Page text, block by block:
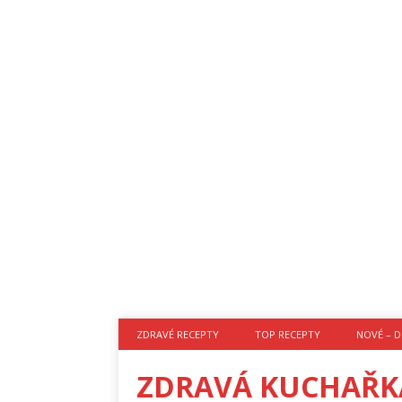
ZDRAVÉ RECEPTY TOP RECEPTY NOVÉ –
ZDRAVÁ